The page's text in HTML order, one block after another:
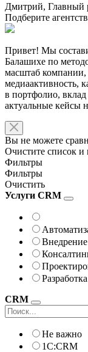
Дмитрий, Главный
Подберите
Привет! Мы
Балашихе по
масштаб компании,
медиаактивность,
в портфолио, вклад
актуальные кейсы
Вы не можете
Очистите список и
Фильтры
Фильтры
Очистить
Услуги CRM
CRM
Не важно
1С:CRM